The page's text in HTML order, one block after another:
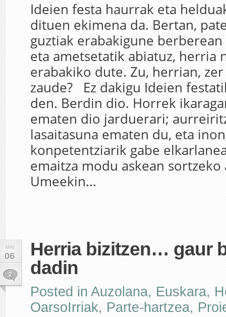
Ideien festa haurrak eta
dituen ekimena da. Bertan,
guztiak erabakigune
eta ametsetatik abiatuz, herria
erabakiko dute. Zu, herrian,
zaude? Ez dakigu Ideien
den. Berdin dio. Horrek
ematen dio jarduerari;
lasaitasuna ematen du, eta
konpetentziarik gabe
emaitza modu askean sortzeko
Umeekin...
MAI
06
2
Herria bizitzen… gaur
dadin
Posted in Auzolana, Euskara,
OarsoIrriak, Parte-hartzea,